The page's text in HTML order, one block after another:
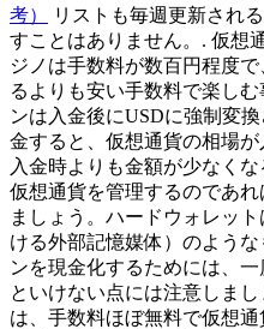
考）
リストも毎週更新され
すことはありません。. 仮想
ジノは手数料が数百円程度
るよりも安い手数料で楽し
ンは入金後にUSDに強制変
金すると、仮想通貨の相場が
入金時よりも金額が少なく
仮想通貨を管理するのであ
ましょう。ハードウォレッ
ける外部記憶媒体）のよう
ンを現金化するためには、
といけない点には注意しま
は、手数料ほぼ無料で仮想